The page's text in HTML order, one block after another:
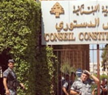
رياضة